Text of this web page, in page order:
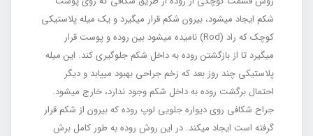
شکم ایجاد می‏شود، بیرون شکم قرار می‏گیرد و یک میله پلاستیکی
کوچک که راد (Rod) نامیده می‏شود بین روده و پوست قرار
می‏گیرد تا از بازگشتن روده به داخل شکم جلوگیری کند. این میله
پلاستیکی چند روز بعد که زخم جراحی بهبود می‏یابد و دیگر
احتمال برگشت روده به داخل شکم وجود ندارد، خارج می‏شود.
جراح شکافی روی دیواره جلویی لوپ روده که بیرون از شکم قرار
گرفته است ایجاد می‏کند. در این روش روده به طور کامل برش